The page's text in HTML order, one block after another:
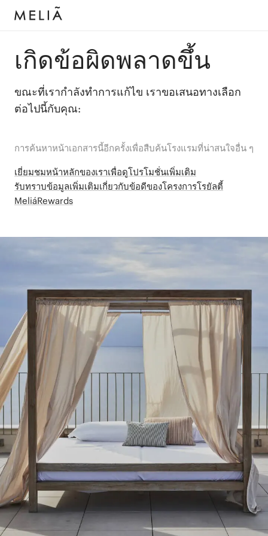
เกิดข้อผิดพลาดขึ้น
ขณะที่เรากำลังทำการแก้ไข เราขอเสนอทางเลือก
ต่อไปนี้กับคุณ:
การค้นหาหน้าเอกสารนี้อีกครั้งเพื่อสืบค้นโรงแรมที่น่าสนใจอื่น ๆ
เยี่ยมชมหน้าหลักของเราเพื่อดูโปรโมชั่นเพิ่มเติม
รับทราบข้อมูลเพิ่มเติมเกี่ยวกับข้อดีของโครงการโรยัลตี้
MeliáRewards